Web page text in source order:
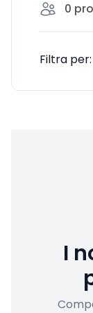
0
Filtra per:
I